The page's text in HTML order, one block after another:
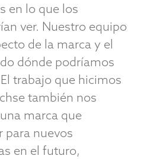
en lo que los
ver. Nuestro equipo
de la marca y el
dónde podríamos
trabajo que hicimos
también nos
marca que
para nuevos
en el futuro,